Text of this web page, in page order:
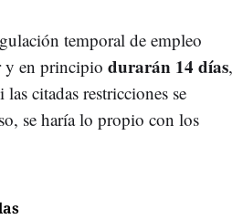
temporal de empleo
y en principio durarán 14 días,
las citadas restricciones se
se haría lo propio con los